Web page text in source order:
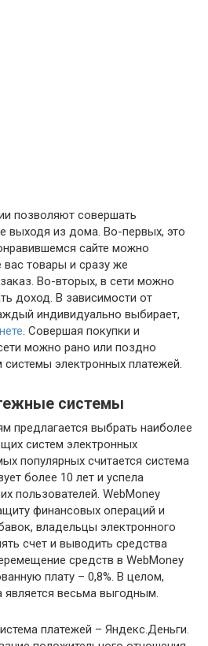
позволяют совершать
выходя из дома. Во-первых, это
сайте можно
товары и сразу же
Во-вторых, в сети можно
доход. В зависимости от
индивидуально выбирает,
. Совершая покупки и
можно рано или поздно
электронных платежей.
системы
предлагается выбрать наиболее
систем электронных
популярных считается система
более 10 лет и успела
пользователей. WebMoney
финансовых операций и
владельцы электронного
счет и выводить средства
средств в WebMoney
плату – 0,8%. В целом,
является весьма выгодным.
платежей – Яндекс.Деньги.